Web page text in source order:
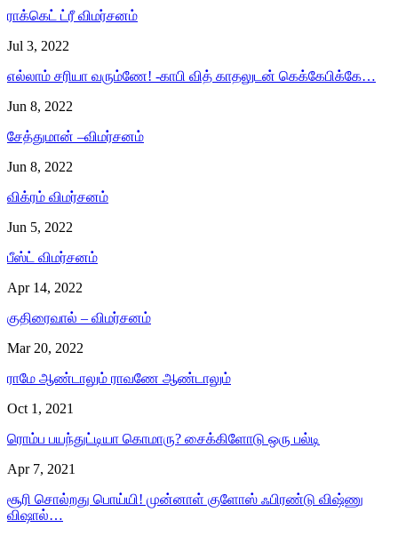
ராக்கெட் ட்ரீ விமர்சனம்
Jul 3, 2022
எல்லாம் சரியா வரும்ணே! -காபி வித் காதலுடன் கெக்கேபிக்கே…
Jun 8, 2022
சேத்துமான் –விமர்சனம்
Jun 8, 2022
விக்ரம் விமர்சனம்
Jun 5, 2022
பீஸ்ட் விமர்சனம்
Apr 14, 2022
குதிரைவால் – விமர்சனம்
Mar 20, 2022
ராமே ஆண்டாலும் ராவணே ஆண்டாலும்
Oct 1, 2021
ரொம்ப பயந்துட்டியா கொமாரு? சைக்கிளோடு ஒரு பல்டி
Apr 7, 2021
சூரி சொல்றது பொய்யி! முன்னாள் குளோஸ் ஃபிரண்டு விஷ்ணு
விஷால்…